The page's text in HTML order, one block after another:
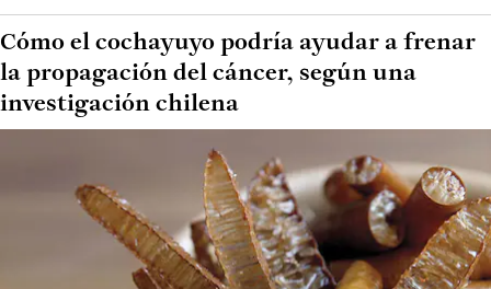
Cómo el cochayuyo podría ayudar a frenar
la propagación del cáncer, según una
investigación chilena